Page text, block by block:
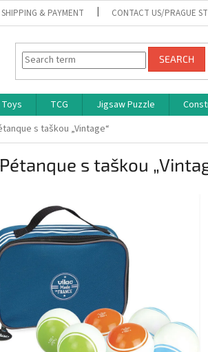
SHIPPING & PAYMENT CONTACT US/PRAGUE
SEARCH
TCG Jigsaw Puzzle
s taškou „Vintage“
s taškou